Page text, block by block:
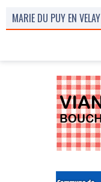
MARIE DU PUY EN VELAY